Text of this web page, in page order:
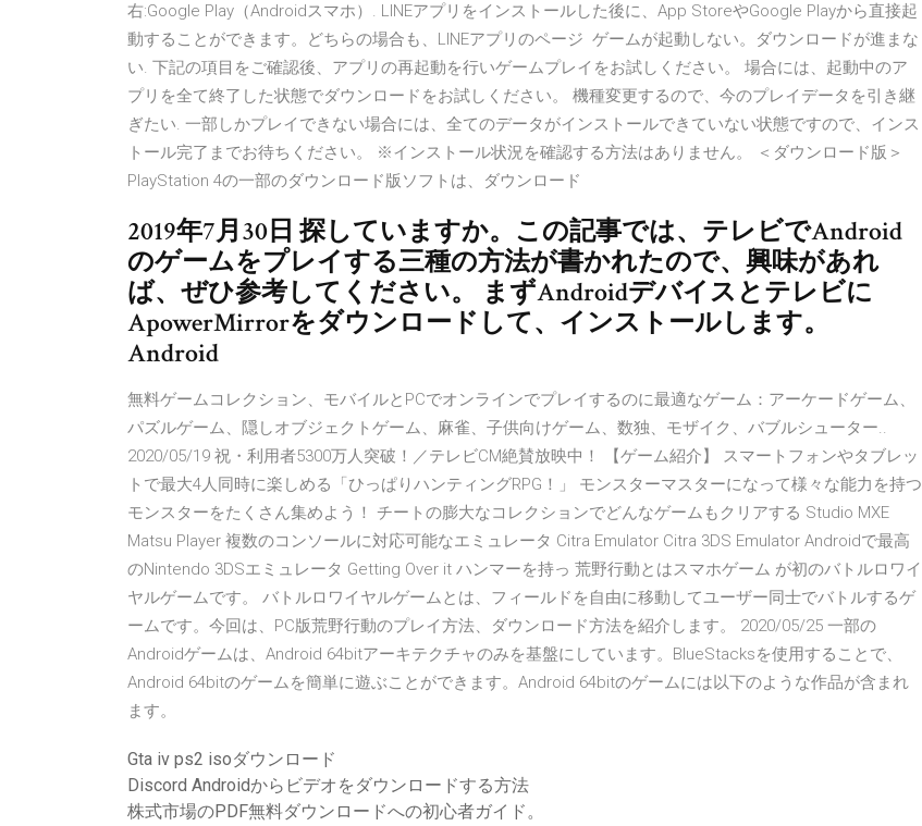
右:Google Play（Androidスマホ）. LINEアプリをインストールした後に、App StoreやGoogle Playから直接起
動することができます。どちらの場合も、LINEアプリのページ ゲームが起動しない。ダウンロードが進まな
い. 下記の項目をご確認後、アプリの再起動を行いゲームプレイをお試しください。 場合には、起動中のア
プリを全て終了した状態でダウンロードをお試しください。 機種変更するので、今のプレイデータを引き継
ぎたい. 一部しかプレイできない場合には、全てのデータがインストールできていない状態ですので、インス
トール完了までお待ちください。 ※インストール状況を確認する方法はありません。 ＜ダウンロード版＞
PlayStation 4の一部のダウンロード版ソフトは、ダウンロード
2019年7月30日 探していますか。この記事では、テレビでAndroid
のゲームをプレイする三種の方法が書かれたので、興味があれ
ば、ぜひ参考してください。 まずAndroidデバイスとテレビに
ApowerMirrorをダウンロードして、インストールします。
Android
無料ゲームコレクション、モバイルとPCでオンラインでプレイするのに最適なゲーム：アーケードゲーム、
パズルゲーム、隠しオブジェクトゲーム、麻雀、子供向けゲーム、数独、モザイク、バブルシューター..
2020/05/19 祝・利用者5300万人突破！／テレビCM絶賛放映中！ 【ゲーム紹介】 スマートフォンやタブレッ
トで最大4人同時に楽しめる「ひっぱりハンティングRPG！」 モンスターマスターになって様々な能力を持つ
モンスターをたくさん集めよう！ チートの膨大なコレクションでどんなゲームもクリアする Studio MXE
Matsu Player 複数のコンソールに対応可能なエミュレータ Citra Emulator Citra 3DS Emulator Androidで最高
のNintendo 3DSエミュレータ Getting Over it ハンマーを持っ 荒野行動とはスマホゲーム が初のバトルロワイ
ヤルゲームです。 バトルロワイヤルゲームとは、フィールドを自由に移動してユーザー同士でバトルするゲ
ームです。今回は、PC版荒野行動のプレイ方法、ダウンロード方法を紹介します。 2020/05/25 一部の
Androidゲームは、Android 64bitアーキテクチャのみを基盤にしています。BlueStacksを使用することで、
Android 64bitのゲームを簡単に遊ぶことができます。Android 64bitのゲームには以下のような作品が含まれ
ます。
Gta iv ps2 isoダウンロード
Discord Androidからビデオをダウンロードする方法
株式市場のPDF無料ダウンロードへの初心者ガイド。